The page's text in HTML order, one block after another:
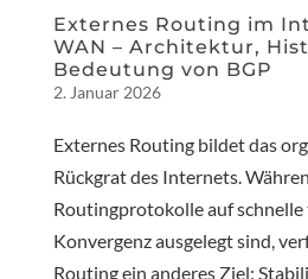
Externes Routing im
WAN – Architektur,
Bedeutung von BGP
2. Januar 2026
Externes Routing bildet das
Rückgrat des Internets.
Routingprotokolle auf schnelle
Konvergenz ausgelegt sind,
Routing ein anderes Ziel: